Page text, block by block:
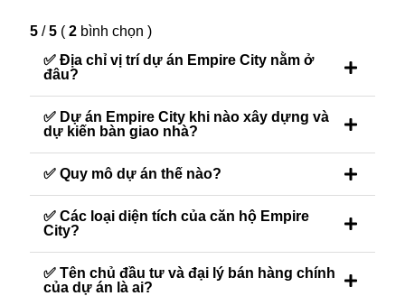
5 / 5 ( 2 bình chọn )
✅ Địa chỉ vị trí dự án Empire City nằm ở
đâu?
✅ Dự án Empire City khi nào xây dựng và
dự kiến bàn giao nhà?
✅ Quy mô dự án thế nào?
✅ Các loại diện tích của căn hộ Empire
City?
✅ Tên chủ đầu tư và đại lý bán hàng chính
của dự án là ai?